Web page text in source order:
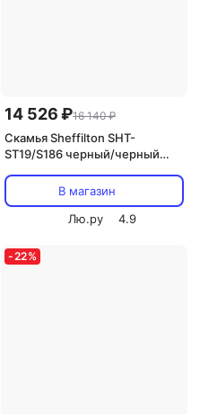
14 526 ₽16 140 ₽
Скамья Sheffilton SHT-
ST19/S186 черный/черный
В магазин
Лю.ру
4.9
-22%